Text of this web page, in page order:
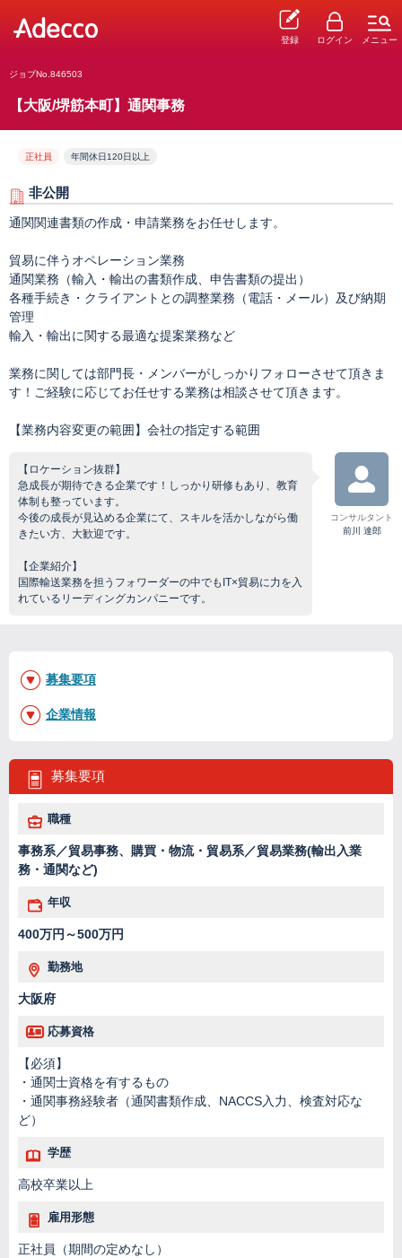
登録 ログイン メニュー
ジョブNo.846503
【大阪/堺筋本町】通関事務
正社員 年間休日120日以上
非公開
通関関連書類の作成・申請業務をお任せします。
貿易に伴うオペレーション業務
通関業務（輸入・輸出の書類作成、申告書類の提出）
各種手続き・クライアントとの調整業務（電話・メール）及び納期
管理
輸入・輸出に関する最適な提案業務など
業務に関しては部門長・メンバーがしっかりフォローさせて頂きま
す！ご経験に応じてお任せする業務は相談させて頂きます。
【業務内容変更の範囲】会社の指定する範囲
【ロケーション抜群】
急成長が期待できる企業です！しっかり研修もあり、教育
体制も整っています。
今後の成長が見込める企業にて、スキルを活かしながら働
きたい方、大歓迎です。
【企業紹介】
国際輸送業務を担うフォワーダーの中でもIT×貿易に力を入
れているリーディングカンパニーです。
コンサルタント
前川 達郎
募集要項
職種
事務系／貿易事務、購買・物流・貿易系／貿易業務(輸出入業
務・通関など)
年収
400万円～500万円
勤務地
大阪府
応募資格
【必須】
・通関士資格を有するもの
・通関事務経験者（通関書類作成、NACCS入力、検査対応な
ど）
学歴
高校卒業以上
雇用形態
正社員（期間の定めなし）
募集要項
企業情報